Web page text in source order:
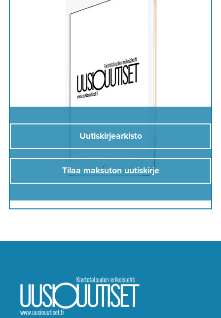
Uutiskirjearkisto
Tilaa maksuton uutiskirje